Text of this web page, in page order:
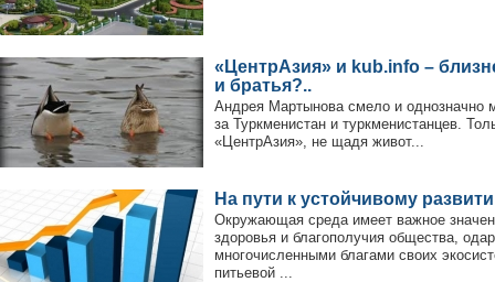
«ЦентрАзия» и kub.info –
и братья?..
Андрея Мартынова смело и однозначно
за Туркменистан и туркменистанцев.
«ЦентрАзия», не щадя живот...
На пути к устойчивому
Окружающая среда имеет важное
здоровья и благополучия общества,
многочисленными благами своих
питьевой ...